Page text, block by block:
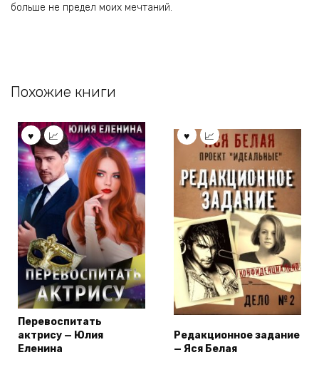
больше не предел моих мечтаний.
Похожие книги
Перевоспитать
актрису — Юлия
Еленина
Редакционное задание
— Яся Белая